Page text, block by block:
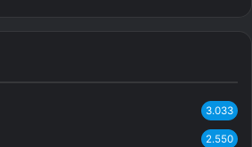
3.033
2.550